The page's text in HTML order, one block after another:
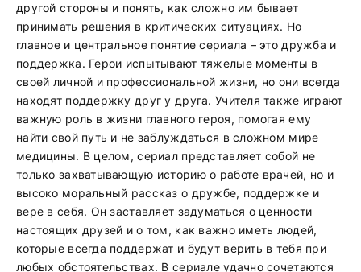
другой стороны и понять, как сложно им бывает
принимать решения в критических ситуациях. Но
главное и центральное понятие сериала – это дружба и
поддержка. Герои испытывают тяжелые моменты в
своей личной и профессиональной жизни, но они всегда
находят поддержку друг у друга. Учителя также играют
важную роль в жизни главного героя, помогая ему
найти свой путь и не заблуждаться в сложном мире
медицины. В целом, сериал представляет собой не
только захватывающую историю о работе врачей, но и
высоко моральный рассказ о дружбе, поддержке и
вере в себя. Он заставляет задуматься о ценности
настоящих друзей и о том, как важно иметь людей,
которые всегда поддержат и будут верить в тебя при
любых обстоятельствах. В сериале удачно сочетаются